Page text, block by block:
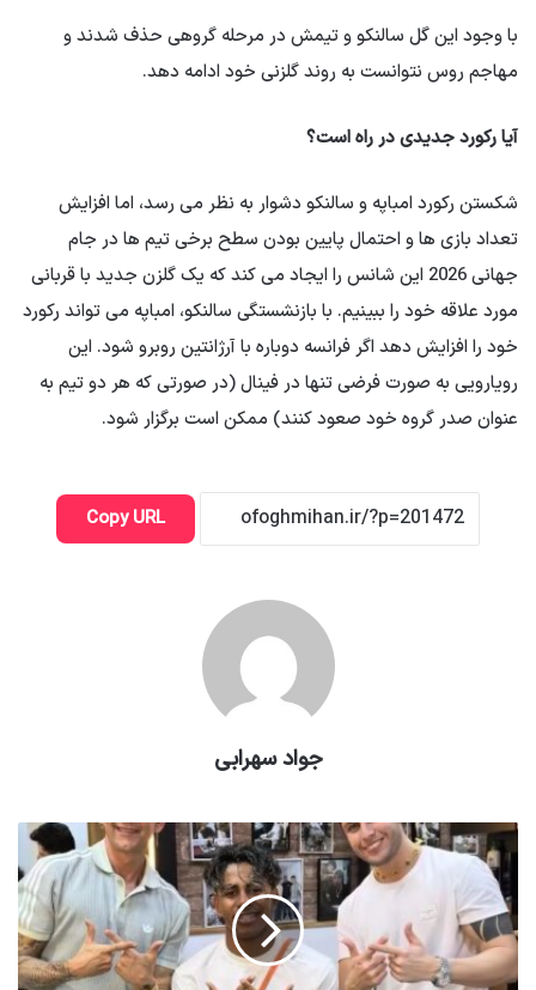
با وجود این گل سالنکو و تیمش در مرحله گروهی حذف شدند و
مهاجم روس نتوانست به روند گلزنی خود ادامه دهد.
آیا رکورد جدیدی در راه است؟
شکستن رکورد امباپه و سالنکو دشوار به نظر می رسد، اما افزایش
تعداد بازی ها و احتمال پایین بودن سطح برخی تیم ها در جام
جهانی 2026 این شانس را ایجاد می کند که یک گلزن جدید با قربانی
مورد علاقه خود را ببینیم. با بازنشستگی سالنکو، امباپه می تواند رکورد
خود را افزایش دهد اگر فرانسه دوباره با آرژانتین روبرو شود. این
رویارویی به صورت فرضی تنها در فینال (در صورتی که هر دو تیم به
عنوان صدر گروه خود صعود کنند) ممکن است برگزار شود.
Copy URL
جواد سهرابی